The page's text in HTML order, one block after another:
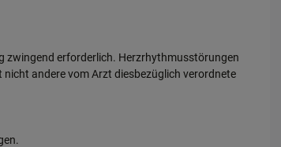
zwingend erforderlich. Herzrhythmusstörungen
andere vom Arzt diesbezüglich verordnete